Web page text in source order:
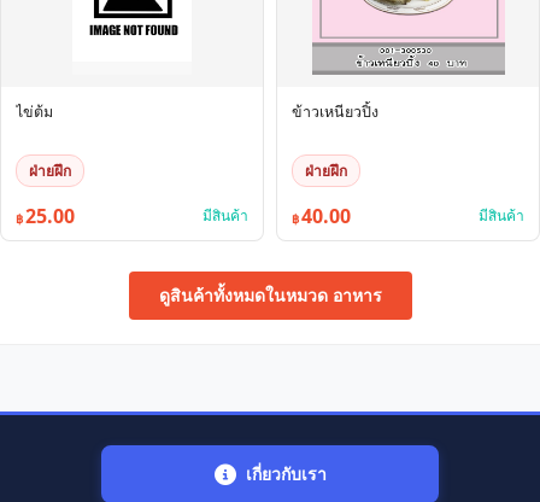
ไข่ต้ม
ฝ่ายฝึก
฿25.00 มีสินค้า
ข้าวเหนียวปิ้ง
ฝ่ายฝึก
฿40.00 มีสินค้า
ดูสินค้าทั้งหมดในหมวด อาหาร
เกี่ยวกับเรา